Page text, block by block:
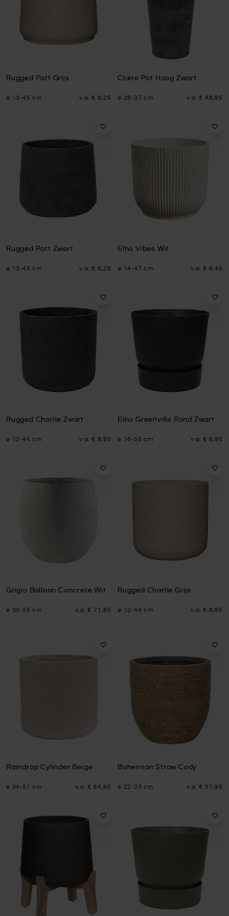
Rugged Patt Grijs
ø 13-45 cm v.a. € 9,25
Claire Pot Hoog Zwart
ø 28-37 cm v.a. € 48,95
Rugged Patt Zwart
ø 13-45 cm v.a. € 9,25
Elho Vibes Wit
ø 14-47 cm v.a. € 6,45
Rugged Charlie Zwart
ø 12-44 cm v.a. € 8,95
Elho Greenville Rond Zwart
ø 16-55 cm v.a. € 6,95
Grigio Balloon Concrete Wit
ø 30-55 cm v.a. € 71,95
Rugged Charlie Grijs
ø 12-44 cm v.a. € 8,95
Raindrop Cylinder Beige
ø 34-51 cm v.a. € 64,95
Bohemian Straw Cody
ø 22-33 cm v.a. € 51,95